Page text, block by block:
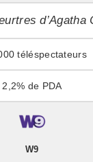
d’Agatha
2,2%
W9